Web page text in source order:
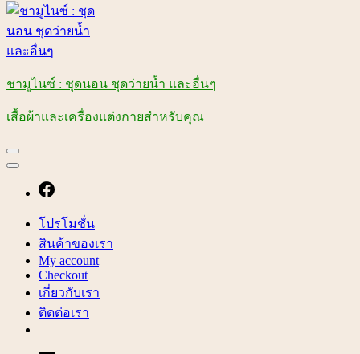
ชามูไนซ์ : ชุดนอน ชุดว่ายน้ำ และอื่นๆ
เสื้อผ้าและเครื่องแต่งกายสำหรับคุณ
โปรโมชั่น
สินค้าของเรา
My account
Checkout
เกี่ยวกับเรา
ติดต่อเรา